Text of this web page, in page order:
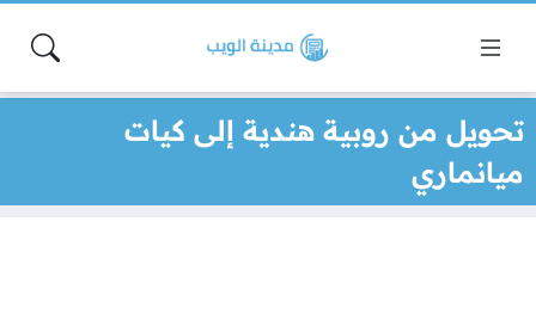
تحويل من روبية هندية إلى كيات
ميانماري